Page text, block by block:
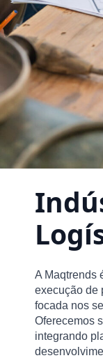
A Maqtrends
execução de
focada nos
Oferecemos
integrando